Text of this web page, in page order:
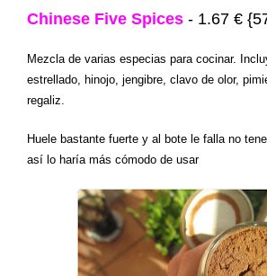
Chinese Five Spices - 1.67 €
Mezcla de varias especias para cocinar.
estrellado , hinojo, jengibre, clavo de olor,
regaliz.
Huele bastante fuerte y al bote le falla no
así lo haría más cómodo de usar